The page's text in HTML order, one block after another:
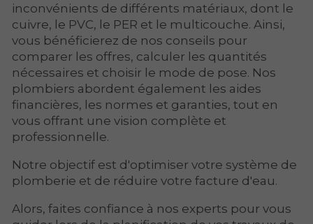
inconvénients de différents matériaux, dont le
cuivre, le PVC, le PER et le multicouche. Ainsi,
vous bénéficierez de nos conseils pour
comparer les offres, calculer les quantités
nécessaires et choisir le mode de pose. Nos
plombiers abordent également les aides
financières, les normes et garanties, tout en
vous offrant une vision complète et
professionnelle.
Notre objectif est d'optimiser votre système de
plomberie et de réduire votre facture d'eau.
Alors, faites confiance à nos experts pour vous